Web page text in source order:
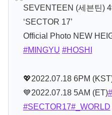
SEVENTEEN (세븐틴)
‘SECTOR 17’
Official Photo NEW
#MINGYU #HOSHI
💖2022.07.18 6PM
💙2022.07.18 5AM (ET)
#SECTOR17#_WORLD